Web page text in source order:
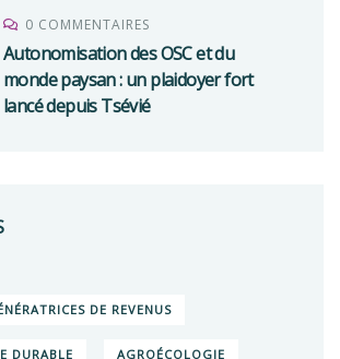
0 COMMENTAIRES
Autonomisation des OSC et du
monde paysan : un plaidoyer fort
lancé depuis Tsévié
DE REVENUS
DURABLE AGROÉCOLOGIE